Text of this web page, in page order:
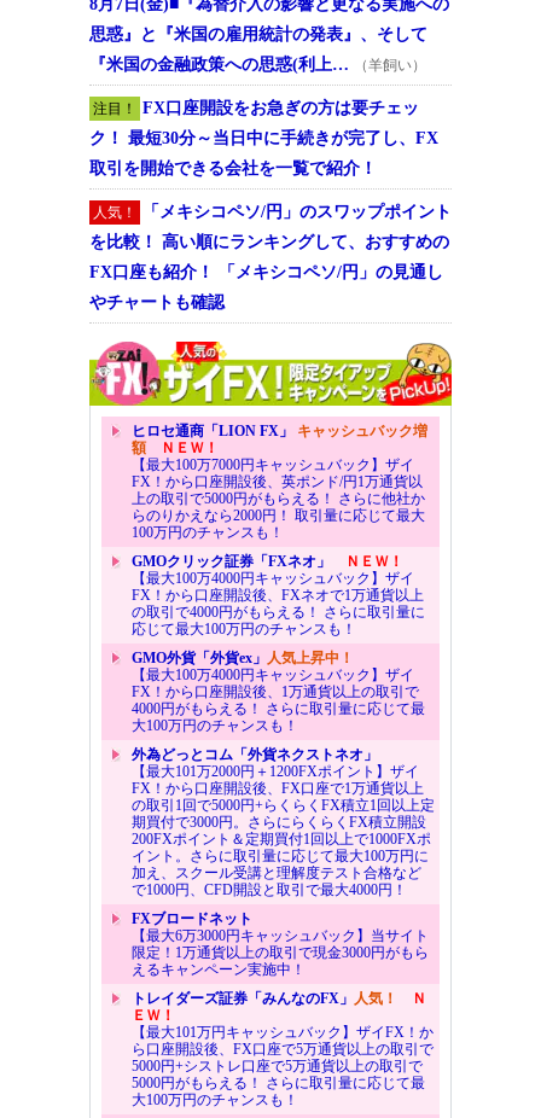
8月7日(金)■『為替介入の影響と更なる実施への
思惑』と『米国の雇用統計の発表』、そして
『米国の金融政策への思惑(利上…
（羊飼い）
注目！
FX口座開設をお急ぎの方は要チェッ
ク！ 最短30分～当日中に手続きが完了し、FX
取引を開始できる会社を一覧で紹介！
人気！
「メキシコペソ/円」のスワップポイント
を比較！ 高い順にランキングして、おすすめの
FX口座も紹介！ 「メキシコペソ/円」の見通し
やチャートも確認
ヒロセ通商「LION FX」 キャッシュバック増
額ＮＥＷ！
【最大100万7000円キャッシュバック】ザイ
FX！から口座開設後、英ポンド/円1万通貨以
上の取引で5000円がもらえる！ さらに他社か
らのりかえなら2000円！ 取引量に応じて最大
100万円のチャンスも！
GMOクリック証券「FXネオ」
ＮＥＷ！
【最大100万4000円キャッシュバック】ザイ
FX！から口座開設後、FXネオで1万通貨以上
の取引で4000円がもらえる！ さらに取引量に
応じて最大100万円のチャンスも！
GMO外貨「外貨ex」 人気上昇中！
【最大100万4000円キャッシュバック】ザイ
FX！から口座開設後、1万通貨以上の取引で
4000円がもらえる！ さらに取引量に応じて最
大100万円のチャンスも！
外為どっとコム「外貨ネクストネオ」
【最大101万2000円＋1200FXポイント】ザイ
FX！から口座開設後、FX口座で1万通貨以上
の取引1回で5000円+らくらくFX積立1回以上定
期買付で3000円。さらにらくらくFX積立開設
200FXポイント＆定期買付1回以上で1000FXポ
イント。さらに取引量に応じて最大100万円に
加え、スクール受講と理解度テスト合格など
で1000円、CFD開設と取引で最大4000円！
FXブロードネット
【最大6万3000円キャッシュバック】当サイト
限定！1万通貨以上の取引で現金3000円がもら
えるキャンペーン実施中！
トレイダーズ証券「みんなのFX」 人気！
Ｎ
ＥＷ！
【最大101万円キャッシュバック】ザイFX！か
ら口座開設後、FX口座で5万通貨以上の取引で
5000円+シストレ口座で5万通貨以上の取引で
5000円がもらえる！ さらに取引量に応じて最
大100万円のチャンスも！